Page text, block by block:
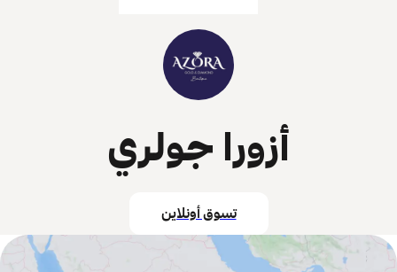
أزورا جولري
تسوق أونلاين